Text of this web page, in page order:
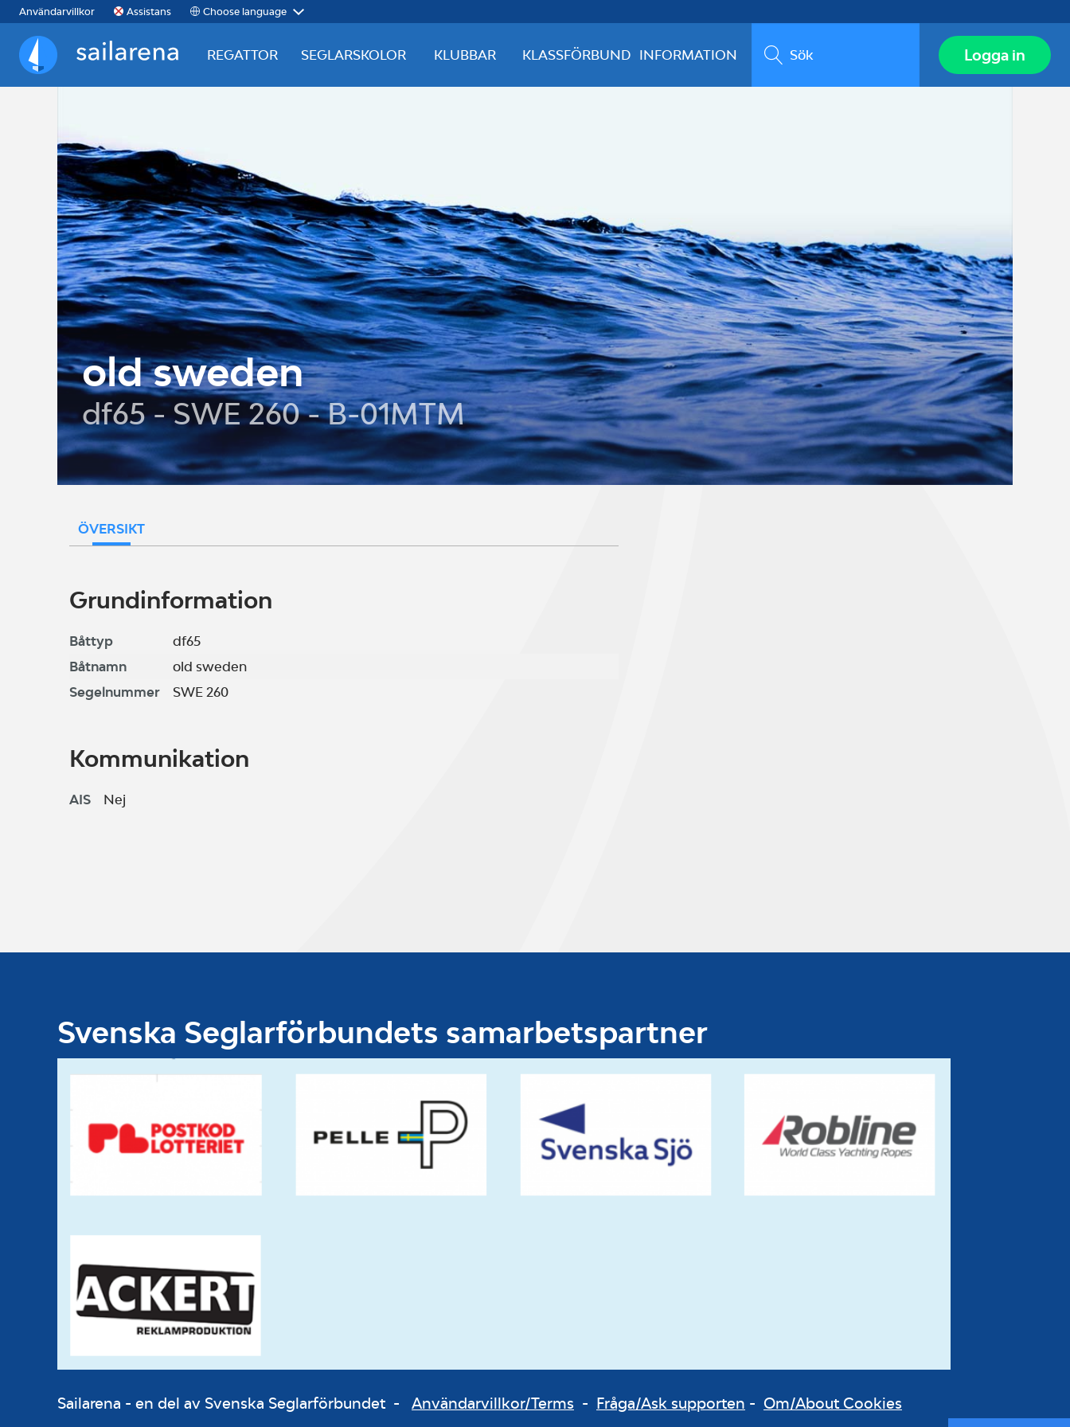
Användarvillkor Assistans Choose language
Sailarena
REGATTOR SEGLARSKOLOR KLUBBAR KLASSFÖRBUND INFORMATION Sök Logga in
old sweden
df65 - SWE 260 - B-01MTM
ÖVERSIKT
Grundinformation
Båttyp
df65
Båtnamn
old sweden
Segelnummer
SWE 260
Kommunikation
AIS Nej
Svenska Seglarförbundets samarbetspartner
Sailarena - en del av Svenska Seglarförbundet - Användarvillkor/Terms - Fråga/Ask supporten - Om/About Cookies